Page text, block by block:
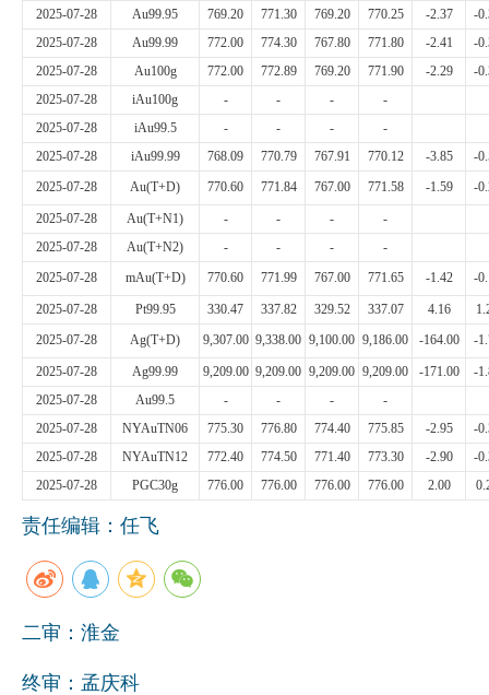
镁钛
地矿 建设
党建工作
企业文化
《资源再生》杂志
行情报价
2025-07-28 Au99.95 769.20 771.30 769.20 770.25 -2.37
-
2025-07-28
Au99.99 772.00 774.30 767.80 771.80 -2.41
-
2025-07-28
Au100g 772.00 772.89 769.20 771.90 -2.29
-
2025-07-28
iAu100g - - -
-
2025-07-28
iAu99.5 - - -
-
2025-07-28
iAu99.99 768.09 770.79 767.91 770.12 -3.85
-
2025-07-28
Au(T+D) 770.60 771.84 767.00 771.58 -1.59 -
2025-07-28 Au(T+N1) - - -
-
2025-07-28
Au(T+N2) - - -
-
2025-07-28
mAu(T+D) 770.60 771.99 767.00 771.65 -1.42 -
2025-07-28 Pt99.95 330.47 337.82 329.52 337.07 4.16
2025-07-28
Ag(T+D) 9,307.00 9,338.00 9,100.00 9,186.00 -164.00 -
2025-07-28 Ag99.99 9,209.00 9,209.00 9,209.00 9,209.00 -171.00
-
2025-07-28
Au99.5 - - -
-
2025-07-28
NYAuTN06 775.30 776.80 774.40 775.85 -2.95
-
2025-07-28
NYAuTN12 772.40 774.50 771.40 773.30 -2.90
-
2025-07-28
PGC30g 776.00 776.00 776.00 776.00 2.00
责任编辑：任飞
二审：淮金
终审：孟庆科